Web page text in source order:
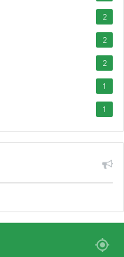
2
2
2
1
1